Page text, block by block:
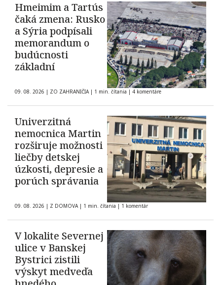
Hmeimim a Tartús
čaká zmena: Rusko
a Sýria podpísali
memorandum o
budúcnosti
základní
09. 08. 2026 | ZO ZAHRANIČIA | 1 min. čítania | 4 komentáre
Univerzitná
nemocnica Martin
rozširuje možnosti
liečby detskej
úzkosti, depresie a
porúch správania
09. 08. 2026 | Z DOMOVA | 1 min. čítania | 1 komentár
V lokalite Severnej
ulice v Banskej
Bystrici zistili
výskyt medveďa